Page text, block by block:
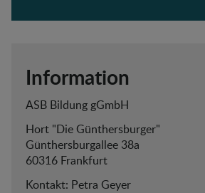
Information
ASB Bildung gGmbH
Hort "Die Günthersburger"
Günthersburgallee 38a
60316 Frankfurt
Kontakt: Petra Geyer